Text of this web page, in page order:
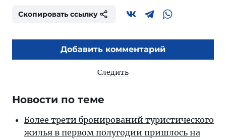
Скопировать ссылку
Добавить комментарий
Следить
Новости по теме
Более трети бронирований туристического
жилья в первом полугодии пришлось на